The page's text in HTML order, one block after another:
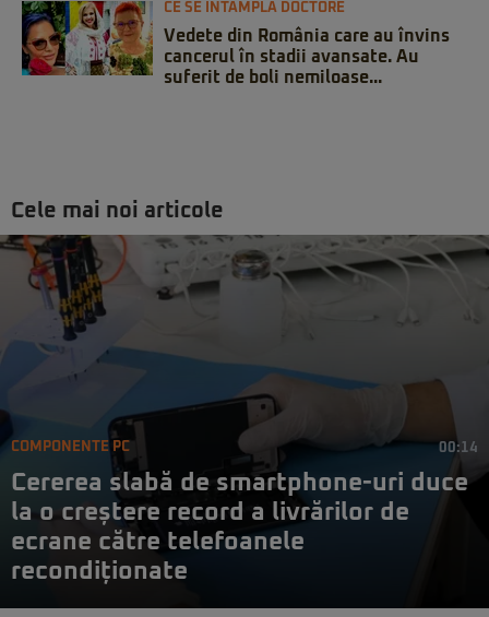
CE SE ÎNTÂMPLĂ DOCTORE
Vedete din România care au învins
cancerul în stadii avansate. Au
suferit de boli nemiloase...
Cele mai noi articole
COMPONENTE PC 00:14
Cererea slabă de smartphone-uri duce
la o creștere record a livrărilor de
ecrane către telefoanele
recondiționate